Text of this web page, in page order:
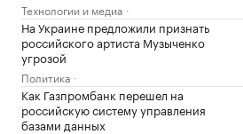
Технологии и медиа
На Украине предложили признать
российского артиста Музыченко
угрозой
Политика
Как Газпромбанк перешел на
российскую систему управления
базами данных